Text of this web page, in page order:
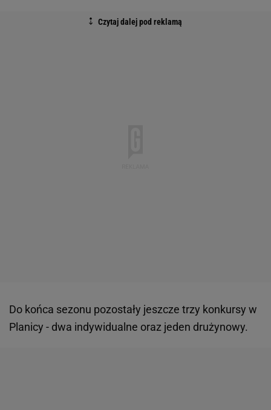
Do końca sezonu pozostały jeszcze trzy konkursy w
Planicy - dwa indywidualne oraz jeden drużynowy.